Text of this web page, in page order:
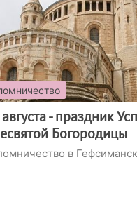
- праздник
Богородицы
в